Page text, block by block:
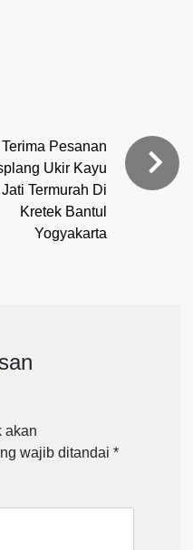
Terima Pesanan
Ukir Kayu
Jati Termurah Di
Kretek Bantul
Yogyakarta
akan
wajib ditandai *